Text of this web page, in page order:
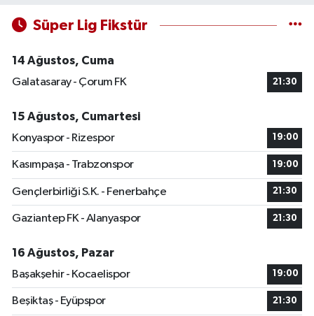
Süper Lig Fikstür
14 Ağustos, Cuma
Galatasaray - Çorum FK
21:30
15 Ağustos, Cumartesi
Konyaspor - Rizespor
19:00
Kasımpaşa - Trabzonspor 19:00
Gençlerbirliği S.K. - Fenerbahçe 21:30
Gaziantep FK - Alanyaspor 21:30
16 Ağustos, Pazar
Başakşehir - Kocaelispor
19:00
Beşiktaş - Eyüpspor 21:30